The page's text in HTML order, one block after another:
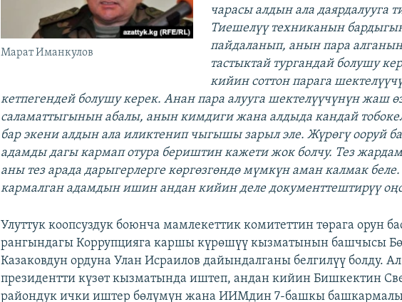
Марат Иманкулов
чарасы алдын ала даярдалууга
Тиешелүү техниканын
пайдаланып, анын пара алганын
тастыктай тургандай болушу
кийин соттон парага
кетпегендей болушу керек. Анан пара алууга шектелүүчүнүн жаш
саламаттыгынын абалы, анын кимдиги жана алдыда кандай
бар экени алдын ала иликтенип чыгышы зарыл эле. Жүрөгү ооруй
адамды дагы кармап отура бериштин кажети жок болчу. Тез
аны тез арада дарыгерлерге көргөзгөндө мүмкүн аман калмак
кармалган адамдын ишин андан кийин деле документтештирүү
Улуттук коопсуздук боюнча мамлекеттик комитеттин төрага орун
рангындагы Коррупцияга каршы күрөшүү кызматынын башчысы
Казаковдун ордуна Улан Исраилов дайындалганы белгилүү болду.
президентти күзөт кызматында иштеп, андан кийин Бишкектин
райондук ички иштер бөлүмүн жана ИИМдин 7-башкы